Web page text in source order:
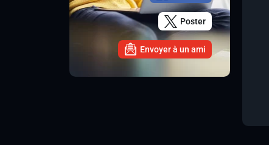
Poster
Envoyer à un ami